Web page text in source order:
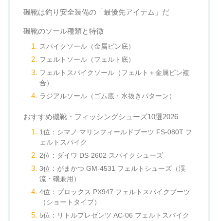
磯靴は釣り安全装備の「最優先アイテム」だ
磯靴のソール種類と特徴
スパイクソール（金属ピン底）
フェルトソール（フェルト底）
フェルトスパイクソール（フェルト＋金属ピン複
合）
ラジアルソール（ゴム底・水抜きパターン）
おすすめ磯靴・フィッシングシューズ10選2026
1位：シマノ マリンフィールドブーツ FS-080T フ
ェルトスパイク
2位：ダイワ DS-2602 スパイクシューズ
3位：がまかつ GM-4531 フェルトシューズ（渓
流・磯兼用）
4位：プロックス PX947 フェルトスパイクブーツ
（ショートタイプ）
5位：リトルプレゼンツ AC-06 フェルトスパイク